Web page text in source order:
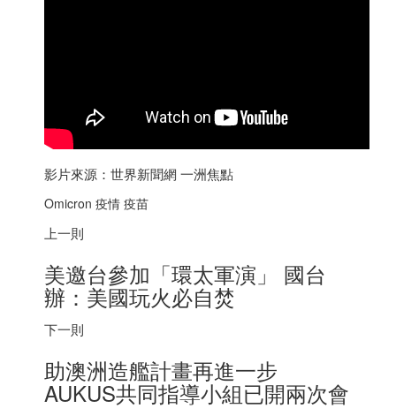
影片來源：世界新聞網 一洲焦點
Omicron 疫情 疫苗
上一則
美邀台參加「環太軍演」 國台
辦：美國玩火必自焚
下一則
助澳洲造艦計畫再進一步
AUKUS共同指導小組已開兩次會